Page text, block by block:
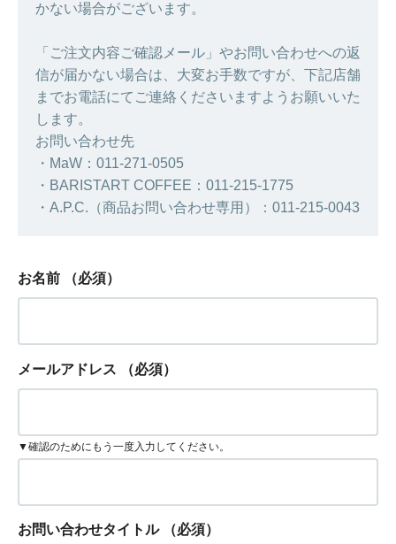
かない場合がございます。
「ご注文内容ご確認メール」やお問い合わせへの返
信が届かない場合は、大変お手数ですが、下記店舗
までお電話にてご連絡くださいますようお願いいた
します。
お問い合わせ先
・MaW：011-271-0505
・BARISTART COFFEE：011-215-1775
・A.P.C.（商品お問い合わせ専用）：011-215-0043
お名前 （必須）
メールアドレス （必須）
▼確認のためにもう一度入力してください。
お問い合わせタイトル （必須）